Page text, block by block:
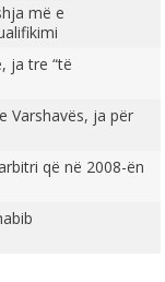
më e
ja tre “të
Varshavës, ja për
që në 2008-ën